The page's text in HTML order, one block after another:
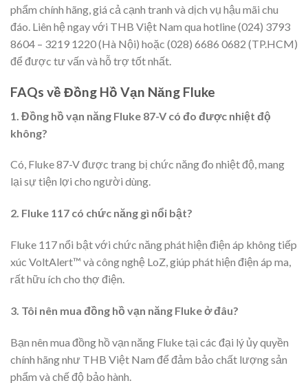
phẩm chính hãng, giá cả cạnh tranh và dịch vụ hậu mãi chu
đáo. Liên hệ ngay với THB Việt Nam qua hotline (024) 3793
8604 – 3219 1220 (Hà Nội) hoặc (028) 6686 0682 (TP.HCM)
để được tư vấn và hỗ trợ tốt nhất.
FAQs về Đồng Hồ Vạn Năng Fluke
1. Đồng hồ vạn năng Fluke 87-V có đo được nhiệt độ
không?
Có, Fluke 87-V được trang bị chức năng đo nhiệt độ, mang
lại sự tiện lợi cho người dùng.
2. Fluke 117 có chức năng gì nổi bật?
Fluke 117 nổi bật với chức năng phát hiện điện áp không tiếp
xúc VoltAlert™ và công nghệ LoZ, giúp phát hiện điện áp ma,
rất hữu ích cho thợ điện.
3. Tôi nên mua đồng hồ vạn năng Fluke ở đâu?
Bạn nên mua đồng hồ vạn năng Fluke tại các đại lý ủy quyền
chính hãng như THB Việt Nam để đảm bảo chất lượng sản
phẩm và chế độ bảo hành.